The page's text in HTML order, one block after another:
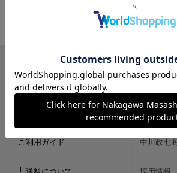
LINE Instagram X
ご利用ガイド 中川政七